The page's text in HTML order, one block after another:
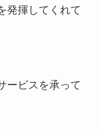
発揮してくれて
ービスを承って